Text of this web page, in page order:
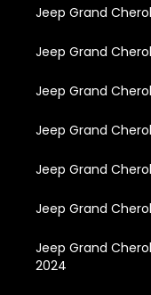
Jeep Grand
Jeep Grand
Jeep Grand
Jeep Grand
Jeep Grand
Jeep Grand
Jeep Grand
2024